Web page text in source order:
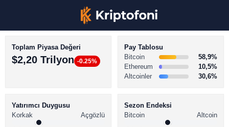
BİTCOİN HABERLERİ
ALTCOİN HABERLERİ
Toplam Piyasa Değeri
$2,20 Trilyon -0.25%
Pay Tablosu
Bitcoin
58,9%
Ethereum
10,5%
Altcoinler
30,6%
Yatırımcı Duygusu
Korkak
Açgözlü
Sezon Endeksi
Bitcoin
Altcoin